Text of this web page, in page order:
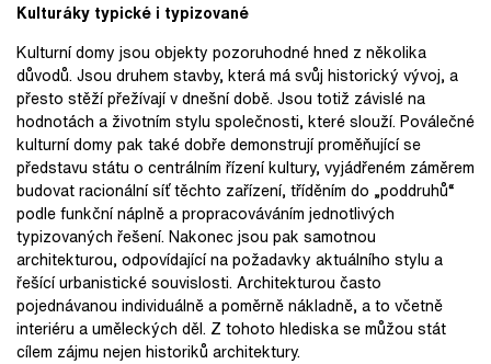
Kulturáky typické i typizované
Kulturní domy jsou objekty pozoruhodné hned z několika
důvodů. Jsou druhem stavby, která má svůj historický vývoj, a
přesto stěží přežívají v dnešní době. Jsou totiž závislé na
hodnotách a životním stylu společnosti, které slouží. Poválečné
kulturní domy pak také dobře demonstrují proměňující se
představu státu o centrálním řízení kultury, vyjádřeném záměrem
budovat racionální síť těchto zařízení, tříděním do „poddruhů“
podle funkční náplně a propracováváním jednotlivých
typizovaných řešení. Nakonec jsou pak samotnou
architekturou, odpovídající na požadavky aktuálního stylu a
řešící urbanistické souvislosti. Architekturou často
pojednávanou individuálně a poměrně nákladně, a to včetně
interiéru a uměleckých děl. Z tohoto hlediska se můžou stát
cílem zájmu nejen historiků architektury.